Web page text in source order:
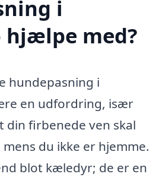
i
hjælpe med?
hundepasning i
en udfordring, især
din firbenede ven skal
du ikke er hjemme.
blot kæledyr; de er en